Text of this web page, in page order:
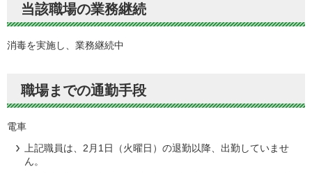
当該職場の業務継続
消毒を実施し、業務継続中
職場までの通勤手段
電車
上記職員は、2月1日（火曜日）の退勤以降、出勤していませ
ん。